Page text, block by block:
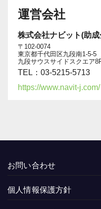
運営会社
株式会社ナビット(助成
〒102-0074
東京都千代田区九段南1-5-5
九段サウスサイドスクエア
TEL：03-5215-5713
https://www.navit-j.com/
お問い合わせ
個人情報保護方針